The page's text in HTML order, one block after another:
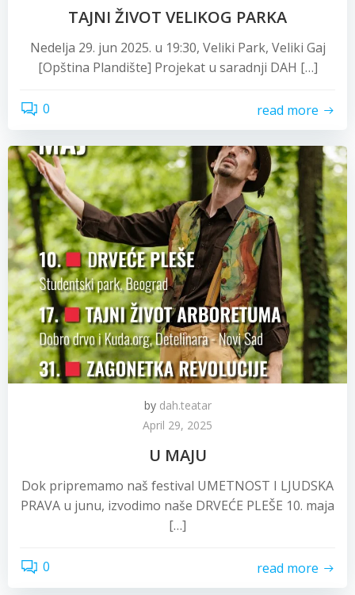
TAJNI ŽIVOT VELIKOG PARKA
Nedelja 29. jun 2025. u 19:30, Veliki Park, Veliki Gaj
[Opština Plandište] Projekat u saradnji DAH […]
0 read more
by dah.teatar
April 29, 2025
U MAJU
Dok pripremamo naš festival UMETNOST I LJUDSKA
PRAVA u junu, izvodimo naše DRVEĆE PLEŠE 10. maja
[…]
0 read more